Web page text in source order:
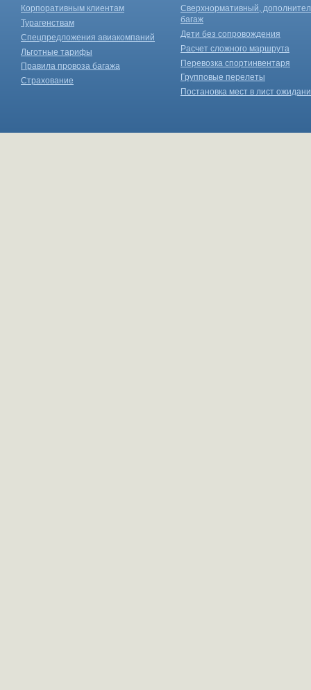
Корпоративным клиентам
Турагенствам
Спецпредложения авиакомпаний
Льготные тарифы
Правила провоза багажа
Страхование
Сверхнормативный,
багаж
Дети без сопровождения
Расчет сложного маршрута
Перевозка спортинвентаря
Групповые перелеты
Постановка мест в лист